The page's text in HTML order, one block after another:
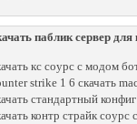
паблик сервер для
кс соурс с модом
strike 1 6 скачать
стандартный
контр страйк соурс